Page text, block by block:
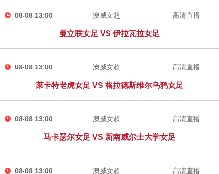
08-08 13:00 澳威女超
曼立联女足 VS 伊拉瓦拉女足
高清直播
08-08 13:00 澳威女超
莱卡特老虎女足 VS 格拉德斯维尔乌鸦女足
高清直播
08-08 13:00 澳威女超
马卡瑟尔女足 VS 新南威尔士大学女足
高清直播
08-08 13:00 澳威女超 高清直播